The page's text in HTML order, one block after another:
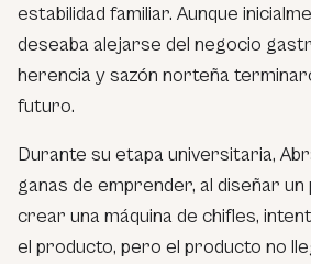
estabilidad familiar. Aunque
deseaba alejarse del negocio
herencia y sazón norteña
futuro.
Durante su etapa universitaria,
ganas de emprender, al diseñar
crear una máquina de chifles,
el producto, pero el producto no